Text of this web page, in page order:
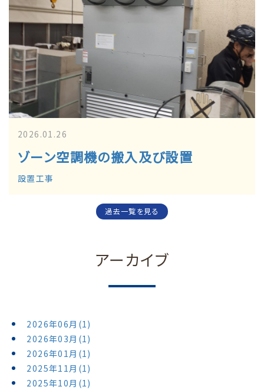
ゾーン空調機の搬入及び設置
2026.01.26
設置工事
過去一覧を見る
アーカイブ
2026年06月(1)
2026年03月(1)
2026年01月(1)
2025年11月(1)
2025年10月(1)